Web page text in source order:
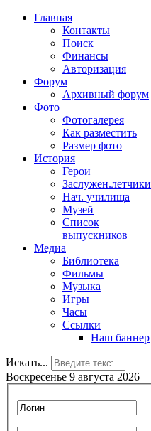
Главная
Контакты
Поиск
Финансы
Авторизация
Форум
Архивный форум
Фото
Фотогалерея
Как разместить
Размер фото
История
Герои
Заслужен.летчики
Нач. училища
Музей
Список
выпускников
Медиа
Библиотека
Фильмы
Музыка
Игры
Часы
Ссылки
Наш баннер
Искать...
Воскресенье 9 августа 2026